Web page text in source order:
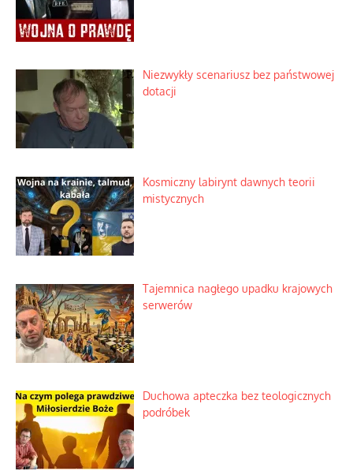
Niezwykły scenariusz bez państwowej
dotacji
Kosmiczny labirynt dawnych teorii
mistycznych
Tajemnica nagłego upadku krajowych
serwerów
Duchowa apteczka bez teologicznych
podróbek